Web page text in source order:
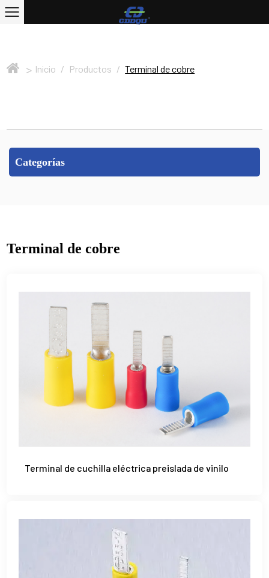
> Inicio / Productos / Terminal de cobre
Categorías
Terminal de cobre
Terminal de cuchilla eléctrica preislada de vinilo